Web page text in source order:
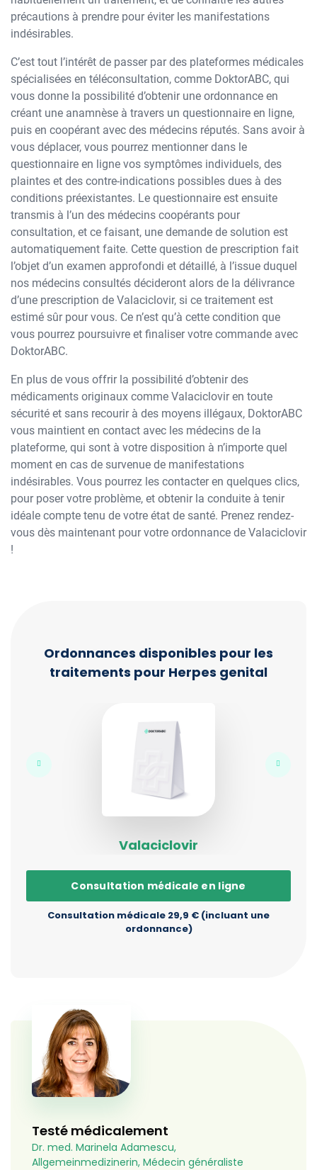
précautions à prendre pour éviter les manifestations
indésirables.
C’est tout l’intérêt de passer par des plateformes médicales
spécialisées en téléconsultation, comme DoktorABC, qui
vous donne la possibilité d’obtenir une ordonnance en
créant une anamnèse à travers un questionnaire en ligne,
puis en coopérant avec des médecins réputés. Sans avoir à
vous déplacer, vous pourrez mentionner dans le
questionnaire en ligne vos symptômes individuels, des
plaintes et des contre-indications possibles dues à des
conditions préexistantes. Le questionnaire est ensuite
transmis à l’un des médecins coopérants pour
consultation, et ce faisant, une demande de solution est
automatiquement faite. Cette question de prescription fait
l’objet d’un examen approfondi et détaillé, à l’issue duquel
nos médecins consultés décideront alors de la délivrance
d’une prescription de Valaciclovir, si ce traitement est
estimé sûr pour vous. Ce n’est qu’à cette condition que
vous pourrez poursuivre et finaliser votre commande avec
DoktorABC.
En plus de vous offrir la possibilité d’obtenir des
médicaments originaux comme Valaciclovir en toute
sécurité et sans recourir à des moyens illégaux, DoktorABC
vous maintient en contact avec les médecins de la
plateforme, qui sont à votre disposition à n’importe quel
moment en cas de survenue de manifestations
indésirables. Vous pourrez les contacter en quelques clics,
pour poser votre problème, et obtenir la conduite à tenir
idéale compte tenu de votre état de santé. Prenez rendez-
vous dès maintenant pour votre ordonnance de Valaciclovir
!
Ordonnances disponibles pour les
traitements pour Herpes genital
Valaciclovir
Consultation médicale en ligne
Consultation médicale 29,9 € (incluant une
ordonnance)
Testé médicalement
Dr. med. Marinela Adamescu,
Allgemeinmedizinerin, Médecin généraliste